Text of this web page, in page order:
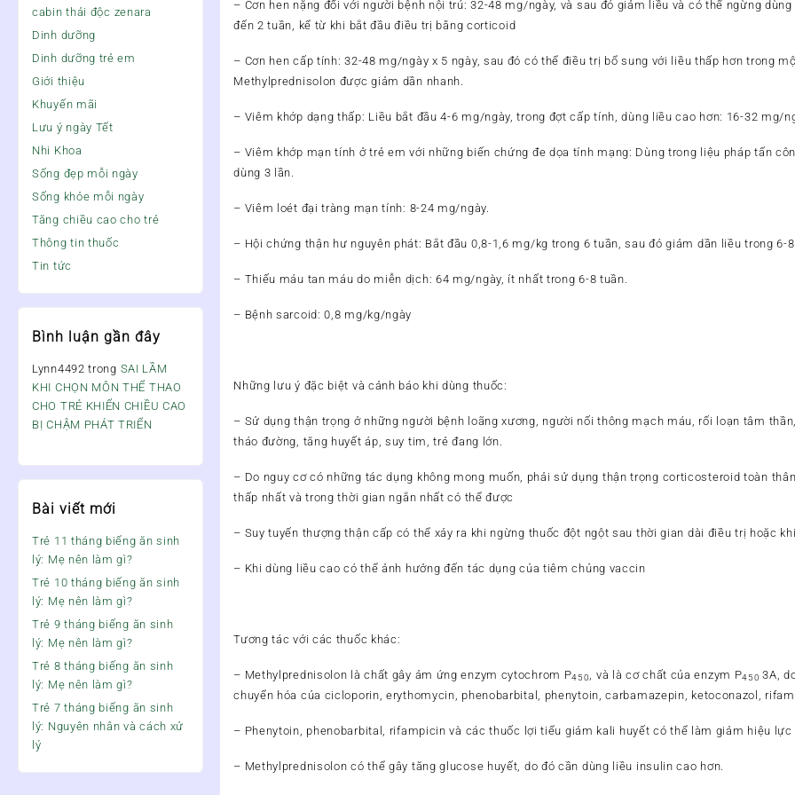
cabin thải độc zenara
Dinh dưỡng
Dinh dưỡng trẻ em
Giới thiệu
Khuyến mãi
Lưu ý ngày Tết
Nhi Khoa
Sống đẹp mỗi ngày
Sống khỏe mỗi ngày
Tăng chiều cao cho trẻ
Thông tin thuốc
Tin tức
Bình luận gần đây
Lynn4492 trong SAI LẦM
KHI CHỌN MÔN THỂ THAO
CHO TRẺ KHIẾN CHIỀU CAO
BỊ CHẬM PHÁT TRIỂN
Bài viết mới
Trẻ 11 tháng biếng ăn sinh
lý: Mẹ nên làm gì?
Trẻ 10 tháng biếng ăn sinh
lý: Mẹ nên làm gì?
Trẻ 9 tháng biếng ăn sinh
lý: Mẹ nên làm gì?
Trẻ 8 tháng biếng ăn sinh
lý: Mẹ nên làm gì?
Trẻ 7 tháng biếng ăn sinh
lý: Nguyên nhân và cách xử
lý
– Cơn hen nặng đối với người bệnh nội trú: 32-48 mg/ngày, và sau đó giảm liều và có thể ngừng
đến 2 tuần, kể từ khi bắt đầu điều trị bằng corticoid
– Cơn hen cấp tính: 32-48 mg/ngày x 5 ngày, sau đó có thể điều trị bổ sung với liều thấp hơn trong
Methylprednisolon được giảm dần nhanh.
– Viêm khớp dạng thấp: Liều bắt đầu 4-6 mg/ngày, trong đợt cấp tính, dùng liều cao hơn: 16-32 mg/
– Viêm khớp mạn tính ở trẻ em với những biến chứng đe dọa tính mạng: Dùng trong liệu pháp tấn
dùng 3 lần.
– Viêm loét đại tràng mạn tính: 8-24 mg/ngày.
– Hội chứng thận hư nguyên phát: Bắt đầu 0,8-1,6 mg/kg trong 6 tuần, sau đó giảm dần liều trong 6-
– Thiếu máu tan máu do miễn dịch: 64 mg/ngày, ít nhất trong 6-8 tuần.
– Bệnh sarcoid: 0,8 mg/kg/ngày
Những lưu ý đặc biệt và cảnh báo khi dùng thuốc:
– Sử dụng thận trọng ở những người bệnh loãng xương, người nối thông mạch máu, rối loạn tâm
tháo đường, tăng huyết áp, suy tim, trẻ đang lớn.
– Do nguy cơ có những tác dụng không mong muốn, phải sử dụng thận trọng corticosteroid toàn
thấp nhất và trong thời gian ngắn nhất có thể được
– Suy tuyến thượng thận cấp có thể xảy ra khi ngừng thuốc đột ngột sau thời gian dài điều trị hoặc
– Khi dùng liều cao có thể ảnh hưởng đến tác dụng của tiêm chủng vaccin
Tương tác với các thuốc khác:
– Methylprednisolon là chất gây ảm ứng enzym cytochrom P450 , và là cơ chất của enzym P4503A,
chuyển hóa của cicloporin, erythomycin, phenobarbital, phenytoin, carbamazepin, ketoconazol,
– Phenytoin, phenobarbital, rifampicin và các thuốc lợi tiểu giảm kali huyết có thể làm giảm hiệu
– Methylprednisolon có thể gây tăng glucose huyết, do đó cần dùng liều insulin cao hơn.